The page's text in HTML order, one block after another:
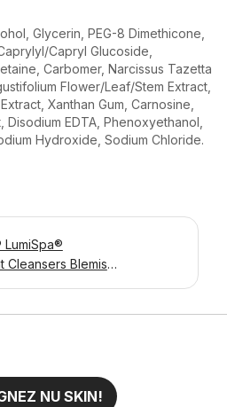
Glycerin, PEG-8 Dimethicone,
Capryl Glucoside,
Carbomer, Narcissus Tazetta
Flower/Leaf/Stem Extract,
Xanthan Gum, Carnosine,
EDTA, Phenoxyethanol,
Hydroxide, Sodium Chloride.
LumiSpa®
Cleansers Blemish
NU SKIN!